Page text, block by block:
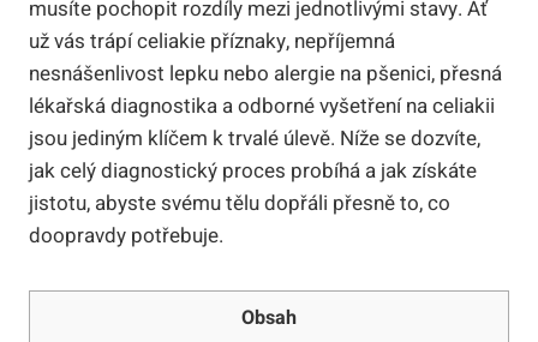
musíte pochopit rozdíly mezi jednotlivými stavy. Ať
už vás trápí celiakie příznaky, nepříjemná
nesnášenlivost lepku nebo alergie na pšenici, přesná
lékařská diagnostika a odborné vyšetření na celiakii
jsou jediným klíčem k trvalé úlevě. Níže se dozvíte,
jak celý diagnostický proces probíhá a jak získáte
jistotu, abyste svému tělu dopřáli přesně to, co
doopravdy potřebuje.
Obsah